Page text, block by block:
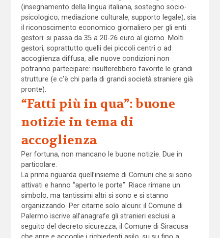
(insegnamento della lingua italiana, sostegno socio-
psicologico, mediazione culturale, supporto legale), sia
il riconoscimento economico giornaliero per gli enti
gestori: si passa da 35 a 20-26 euro al giorno. Molti
gestori, soprattutto quelli dei piccoli centri o ad
accoglienza diffusa, alle nuove condizioni non
potranno partecipare: risulterebbero favorite le grandi
strutture (e c’è chi parla di grandi società straniere già
pronte).
“Fatti più in qua”: buone
notizie in tema di
accoglienza
Per fortuna, non mancano le buone notizie. Due in
particolare.
La prima riguarda quell’insieme di Comuni che si sono
attivati e hanno “aperto le porte”. Riace rimane un
simbolo, ma tantissimi altri si sono e si stanno
organizzando. Per citarne solo alcuni: il Comune di
Palermo iscrive all’anagrafe gli stranieri esclusi a
seguito del decreto sicurezza, il Comune di Siracusa